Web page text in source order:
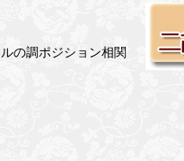
の調ポジション相関